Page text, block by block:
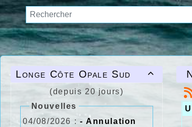

Longe Côte Opale Sud
(depuis 20 jours)
Nouvelles
04/08/2026 : - Annulation